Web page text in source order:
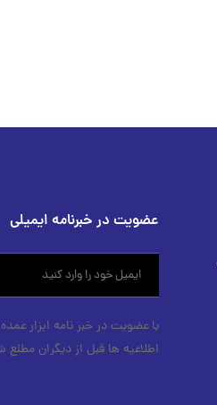
عضویت در خبرنامه ایمیلی
با عضویت در خبر نامه ابزار
اطلاعیه ها قبل از دیگران مطلع